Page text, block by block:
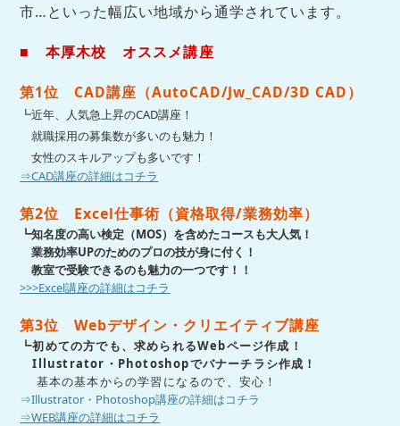
市…といった幅広い地域から通学されています。
■ 本厚木校 オススメ講座
第1位 CAD講座（AutoCAD/Jw_CAD/3D CAD）
┗近年、人気急上昇のCAD講座！
就職採用の募集数が多いのも魅力！
女性のスキルアップも多いです！
⇒CAD講座の詳細はコチラ
第2位 Excel仕事術（資格取得/業務効率）
┗知名度の高い検定（MOS）を含めたコースも大人気！
業務効率UPのためのプロの技が身に付く！
教室で受験できるのも魅力の一つです！！
>>>Excel講座の詳細はコチラ
第3位 Webデザイン・クリエイティブ講座
┗初めての方でも、求められるWebページ作成！
Illustrator・Photoshopでバナーチラシ作成！
基本の基本からの学習になるので、安心！
⇒Illustrator・Photoshop講座の詳細はコチラ
⇒WEB講座の詳細はコチラ